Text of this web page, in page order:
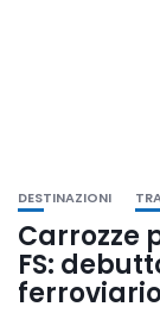
DESTINAZIONI
Carrozze
FS: